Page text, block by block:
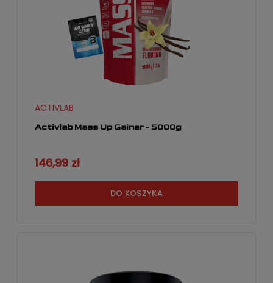
Activlab Mass Up Gainer - 5000g
ACTIVLAB
146,99 zł
DO KOSZYKA